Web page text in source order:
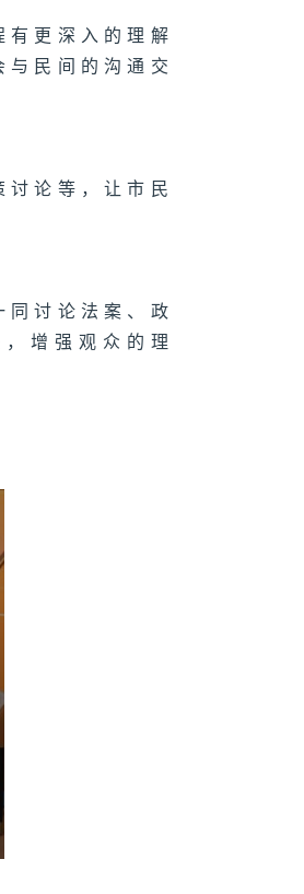
更深入的理解
民间的沟通交
论等，让市民
讨论法案、政
增强观众的理